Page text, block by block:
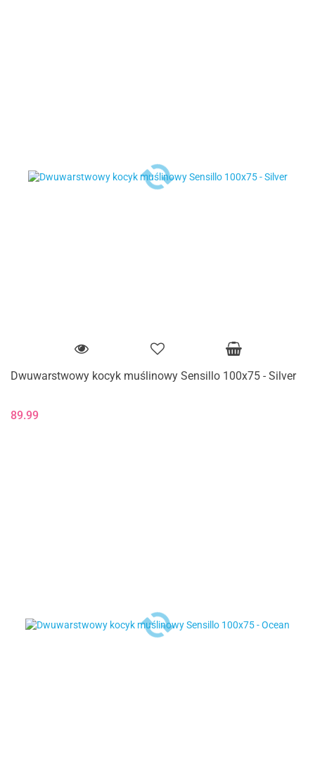
Dwuwarstwowy kocyk muślinowy Sensillo 100x75 - Silver
89.99